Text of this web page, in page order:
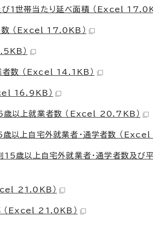
1世帯当たり延べ面積 （Excel
数 （Excel 17.0KB）
）
者数 （Excel 14.1KB）
16.9KB）
歳以上就業者数 （Excel 20.7KB）
以上自宅外就業者・通学者数 （
歳以上自宅外就業者・通学者数及び
21.0KB）
（Excel 21.0KB）